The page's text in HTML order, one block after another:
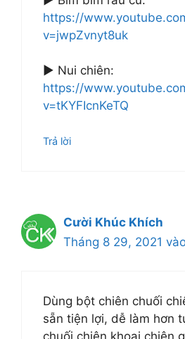
https://
v=jwpZvnyt8uk
► Nui chiên:
https://
v=tKYFIcnKeTQ
Trả lời
Cười Khúc Khích
Tháng 8 29, 2021
Dùng bột chiên chuối
sẵn tiện lợi, dễ làm hơn
chuối chiên khoai chiên